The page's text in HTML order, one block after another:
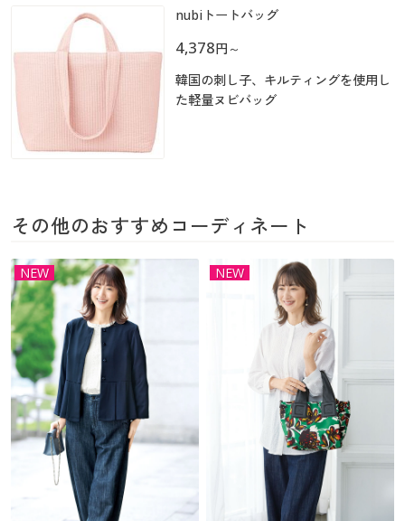
サポート
ご利用ガイド
よくある質問とお問い合わせ
よくある質問とお問い合わせ
nubiトートバッグ
4,378円 ～
韓国の刺し子、キルティングを使用し
た軽量ヌビバッグ
その他のおすすめコーディネート
NEW NEW